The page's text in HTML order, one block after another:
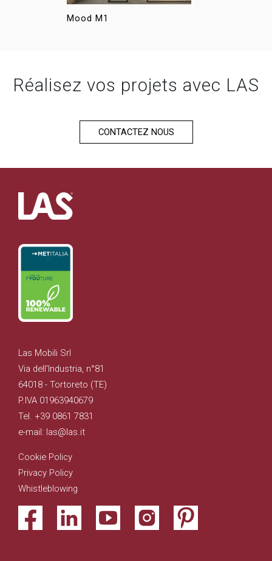
Mood M1
Réalisez vos projets avec LAS
CONTACTEZ NOUS
Las Mobili Srl
Via dell'Industria, n°81
64018 - Tortoreto (TE)
P.IVA 01963940679
Tel. +39 0861 7831
e-mail: las@las.it
Cookie Policy
Privacy Policy
Whistleblowing